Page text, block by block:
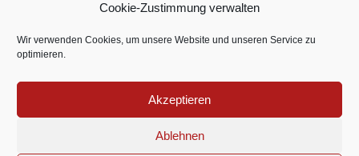
Cookie-Zustimmung verwalten
Wir verwenden Cookies, um unsere Website und unseren Service zu
optimieren.
Akzeptieren
Ablehnen
09:00 - 18:00
Freitag: